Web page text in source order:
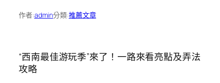
作者:admin分類:推薦文章
“西南最佳游玩季”來了！一路來看亮點及弄法
攻略